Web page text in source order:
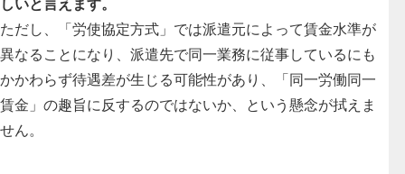
ただし、「労使協定方式」では派遣元によって賃金水準が
異なることになり、派遣先で同一業務に従事しているにも
かかわらず待遇差が生じる可能性があり、「同一労働同一
賃金」の趣旨に反するのではないか、という懸念が拭えま
せん。